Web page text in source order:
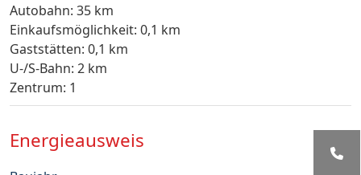
Autobahn: 35 km
Einkaufsmöglichkeit: 0,1 km
Gaststätten: 0,1 km
U-/S-Bahn: 2 km
Zentrum: 1
Energieausweis